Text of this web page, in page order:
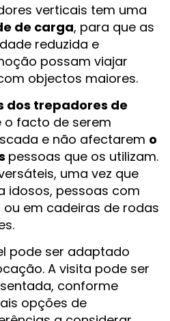
verticais tem uma
de carga, para que as
reduzida e
possam viajar
objectos maiores.
dos trepadores de
o facto de serem
e não afectarem o
pessoas que os utilizam.
uma vez que
idosos, pessoas com
em cadeiras de rodas
pode ser adaptado
A visita pode ser
conforme
opções de